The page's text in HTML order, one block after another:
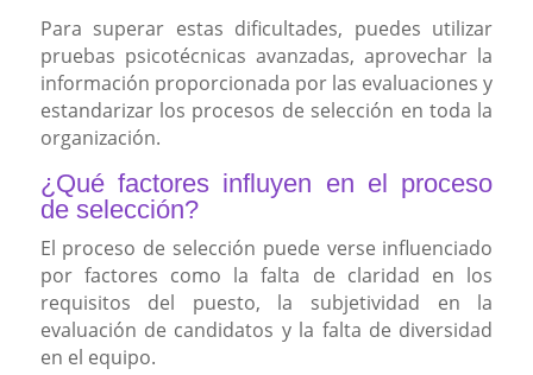
Para superar estas dificultades, puedes utilizar
pruebas psicotécnicas avanzadas, aprovechar la
información proporcionada por las evaluaciones y
estandarizar los procesos de selección en toda la
organización.
¿Qué factores influyen en el proceso
de selección?
El proceso de selección puede verse influenciado
por factores como la falta de claridad en los
requisitos del puesto, la subjetividad en la
evaluación de candidatos y la falta de diversidad
en el equipo.